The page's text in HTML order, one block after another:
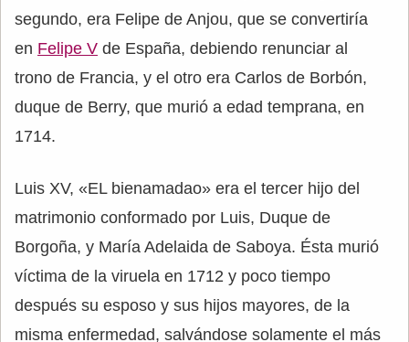
segundo, era Felipe de Anjou, que se convertiría
en Felipe V de España, debiendo renunciar al
trono de Francia, y el otro era Carlos de Borbón,
duque de Berry, que murió a edad temprana, en
1714.
Luis XV, «EL bienamadao» era el tercer hijo del
matrimonio conformado por Luis, Duque de
Borgoña, y María Adelaida de Saboya. Ésta murió
víctima de la viruela en 1712 y poco tiempo
después su esposo y sus hijos mayores, de la
misma enfermedad, salvándose solamente el más